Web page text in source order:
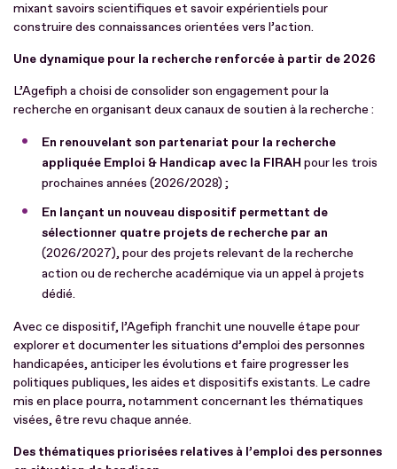
mixant savoirs scientifiques et savoir expérientiels pour
construire des connaissances orientées vers l’action.
Une dynamique pour la recherche renforcée à partir de 2026
L’Agefiph a choisi de consolider son engagement pour la
recherche en organisant deux canaux de soutien à la recherche :
En renouvelant son partenariat pour la recherche
appliquée Emploi & Handicap avec la FIRAH pour les trois
prochaines années (2026/2028) ;
En lançant un nouveau dispositif permettant de
sélectionner quatre projets de recherche par an
(2026/2027), pour des projets relevant de la recherche
action ou de recherche académique via un appel à projets
dédié.
Avec ce dispositif, l’Agefiph franchit une nouvelle étape pour
explorer et documenter les situations d’emploi des personnes
handicapées, anticiper les évolutions et faire progresser les
politiques publiques, les aides et dispositifs existants. Le cadre
mis en place pourra, notamment concernant les thématiques
visées, être revu chaque année.
Des thématiques priorisées relatives à l’emploi des personnes